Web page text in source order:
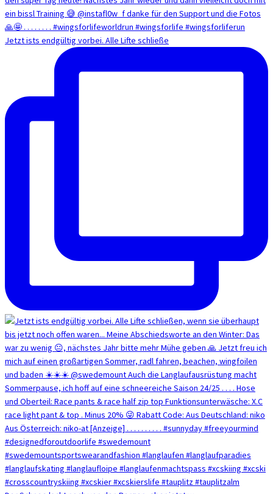
Jetzt ists endgültig vorbei. Alle Lifte schließe